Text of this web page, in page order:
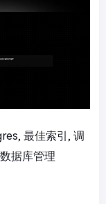
最佳索引, 调
据库管理